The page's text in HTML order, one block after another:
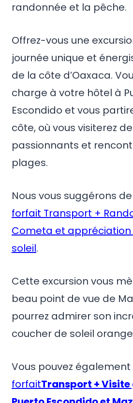
randonnée et la pêche.
Offrez-vous une
journée unique et
de la côte d’Oaxaca.
charge à votre hôtel à
Escondido et vous
côte, où vous visiterez
passionnants et
plages.
Nous vous suggérons
forfait Transport +
Cometa et appréciation
soleil.
Cette excursion vous
beau point de vue de
pourrez admirer son
coucher de soleil
Vous pouvez
forfaitTransport + Visite